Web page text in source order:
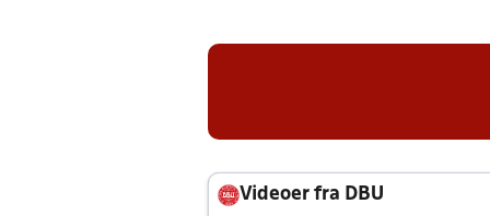
Videoer fra DBU